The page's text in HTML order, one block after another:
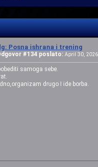
Posna ishrana i trening
#134 poslato: April 30,
samoga sebe.
drugo I ide borba.